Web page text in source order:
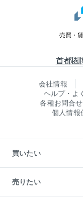
売買・
首都圏
会社情報
ヘルプ・よ
各種お問合せ
個人情報
買いたい
新築・分譲マンションの購
中古マンションの購入
一戸建ての購入
売りたい